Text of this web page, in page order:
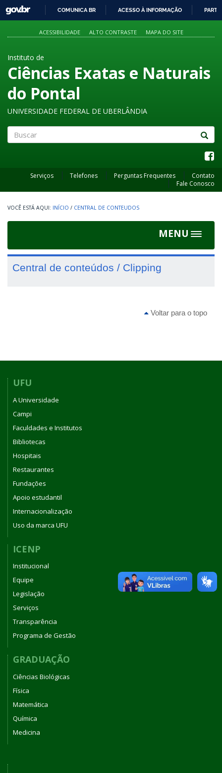
PARA
O
GOVBR
COMUNICA BR ACESSO À INFORMAÇÃO
ACESSIBILIDADE ALTO CONTRASTE MAPA DO SITE
Instituto de
Ciências Exatas e Naturais
do Pontal
UNIVERSIDADE FEDERAL DE UBERLÂNDIA
Serviços Telefones Perguntas Frequentes
Contato
Fale Conosco
INÍCIO / CENTRAL DE CONTEUDOS
MENU
Toggle
Central de conteúdos / Clipping
Voltar para o topo
UFU
A Universidade
Campi
Faculdades e Institutos
Bibliotecas
Hospitais
Restaurantes
Fundações
Apoio estudantil
Internacionalização
Uso da marca UFU
ICENP
Institucional
Equipe
Legislação
Serviços
Transparência
Programa de Gestão
GRADUAÇÃO
Ciências Biológicas
Física
Matemática
Química
Medicina